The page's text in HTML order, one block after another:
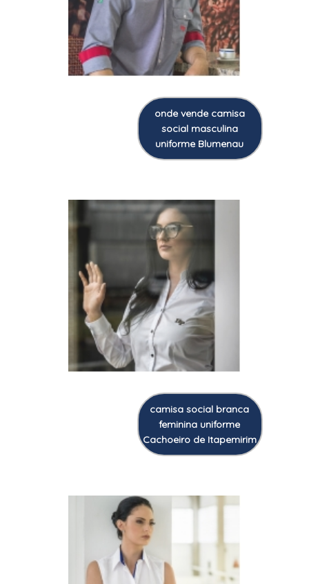
onde vende camisa
social masculina
uniforme Blumenau
camisa social branca
feminina uniforme
Cachoeiro de Itapemirim